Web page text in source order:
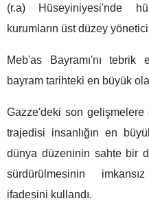
(r.a) Hüseyiniyesi'nde
kurumların üst düzey
Meb'as Bayramı'nı
bayram tarihteki en büyük
Gazze'deki son
trajedisi insanlığın en
dünya düzeninin sahte bir
sürdürülmesinin
ifadesini kullandı.